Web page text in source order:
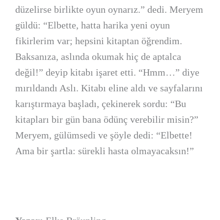
düzelirse birlikte oyun oynarız.” dedi. Meryem
güldü: “Elbette, hatta harika yeni oyun
fikirlerim var; hepsini kitaptan öğrendim.
Baksanıza, aslında okumak hiç de aptalca
değil!” deyip kitabı işaret etti. “Hmm…” diye
mırıldandı Aslı. Kitabı eline aldı ve sayfalarını
karıştırmaya başladı, çekinerek sordu: “Bu
kitapları bir gün bana ödünç verebilir misin?”
Meryem, gülümsedi ve şöyle dedi: “Elbette!
Ama bir şartla: sürekli hasta olmayacaksın!”